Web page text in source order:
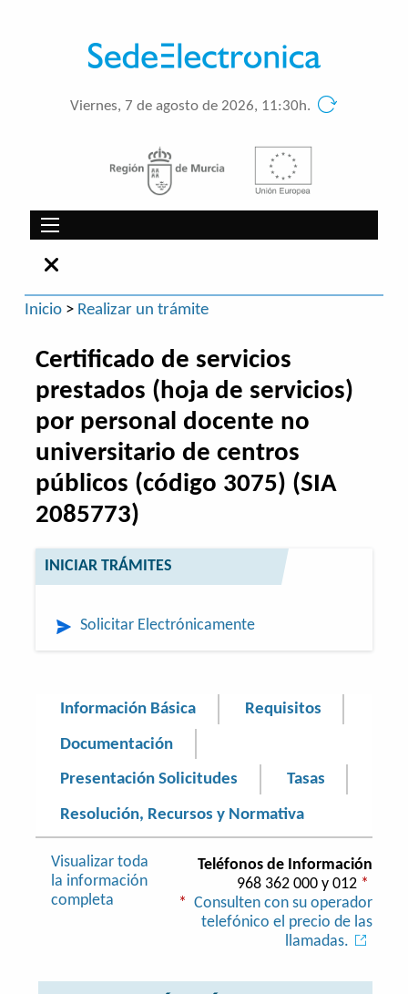
Viernes, 7 de agosto de 2026, 11:30h.
Inicio> Realizar un trámite
Certificado de servicios
prestados (hoja de servicios)
por personal docente no
universitario de centros
públicos (código 3075) (SIA
2085773)
INICIAR TRÁMITES
Solicitar Electrónicamente
Información Básica Requisitos
Documentación
Presentación Solicitudes Tasas
Resolución, Recursos y Normativa
Visualizar toda
la información
completa
Teléfonos de Información
968 362 000 y 012 *
*
Consulten con su operador
telefónico el precio de las
llamadas.